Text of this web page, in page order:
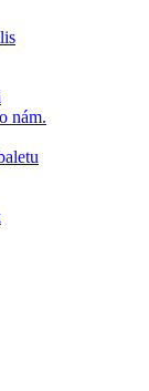
nám.